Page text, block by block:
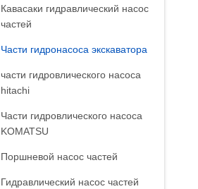
Кавасаки гидравлический насос
частей
Части гидронасоса экскаватора
части гидровлического насоса
hitachi
Части гидровлического насоса
KOMATSU
Поршневой насос частей
Гидравлический насос частей